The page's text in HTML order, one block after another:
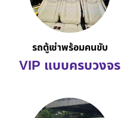
รถตู้เช่าพร้อมคนขับ
VIP แบบครบวงจร